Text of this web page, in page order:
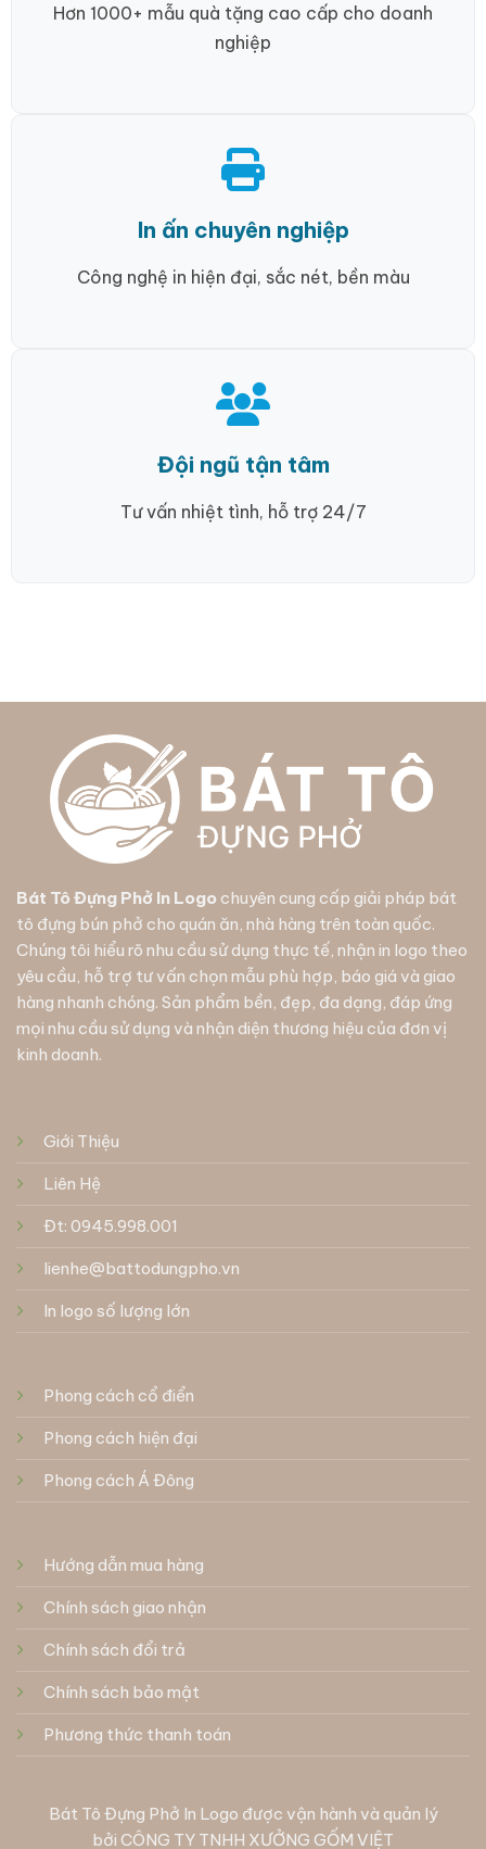
Hơn 1000+ mẫu quà tặng cao cấp cho doanh
nghiệp
In ấn chuyên nghiệp
Công nghệ in hiện đại, sắc nét, bền màu
Đội ngũ tận tâm
Tư vấn nhiệt tình, hỗ trợ 24/7
Bát Tô Đựng Phở In Logo chuyên cung cấp giải pháp bát
tô đựng bún phở cho quán ăn, nhà hàng trên toàn quốc.
Chúng tôi hiểu rõ nhu cầu sử dụng thực tế, nhận in logo theo
yêu cầu, hỗ trợ tư vấn chọn mẫu phù hợp, báo giá và giao
hàng nhanh chóng. Sản phẩm bền, đẹp, đa dạng, đáp ứng
mọi nhu cầu sử dụng và nhận diện thương hiệu của đơn vị
kinh doanh.
Giới Thiệu
Liên Hệ
Đt: 0945.998.001
lienhe@battodungpho.vn
In logo số lượng lớn
Phong cách cổ điển
Phong cách hiện đại
Phong cách Á Đông
Hướng dẫn mua hàng
Chính sách giao nhận
Chính sách đổi trả
Chính sách bảo mật
Phương thức thanh toán
Bát Tô Đựng Phở In Logo được vận hành và quản lý
bởi CÔNG TY TNHH XƯỞNG GỐM VIỆT